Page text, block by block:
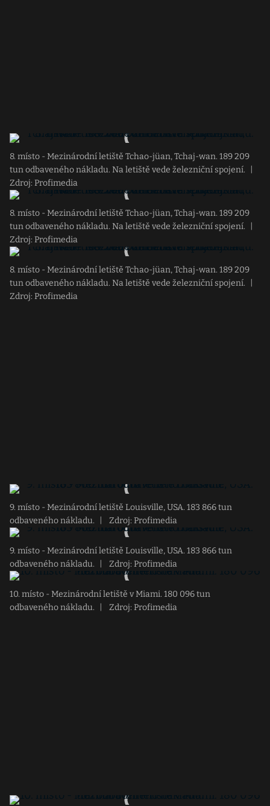
8. místo - Mezinárodní letiště Tchao-jüan, Tchaj-wan. 189 209
tun odbaveného nákladu. Na letiště vede železniční spojení.
Zdroj: Profimedia
8. místo - Mezinárodní letiště Tchao-jüan, Tchaj-wan. 189 209
tun odbaveného nákladu. Na letiště vede železniční spojení.
Zdroj: Profimedia
8. místo - Mezinárodní letiště Tchao-jüan, Tchaj-wan. 189 209
tun odbaveného nákladu. Na letiště vede železniční spojení.
Zdroj: Profimedia
9. místo - Mezinárodní letiště Louisville, USA. 183 866 tun
odbaveného nákladu.
Zdroj: Profimedia
9. místo - Mezinárodní letiště Louisville, USA. 183 866 tun
odbaveného nákladu.
Zdroj: Profimedia
10. místo - Mezinárodní letiště v Miami. 180 096 tun
odbaveného nákladu.
Zdroj: Profimedia